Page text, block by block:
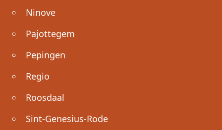
Ninove
Pajottegem
Pepingen
Regio
Roosdaal
Sint-Genesius-Rode